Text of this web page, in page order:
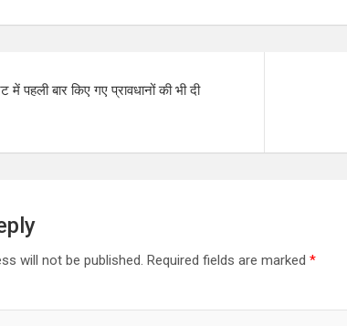
पहली बार किए गए प्रावधानों की भी दी
will not be published. Required fields are marked *